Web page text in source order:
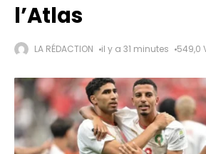
l’Atlas
LA RÉDACTION il y a 31 minutes 549,0